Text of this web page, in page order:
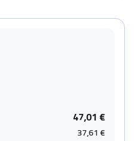
47,01 €
37,61 €